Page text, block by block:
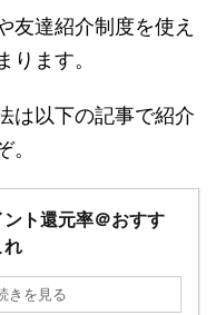
友達紹介制度を使え
ります。
は以下の記事で紹介
ト還元率＠おすす
れ
きを見る